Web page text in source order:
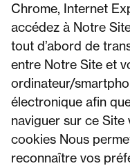
Chrome, Internet
accédez à Notre
tout d’abord de
entre Notre Site et
ordinateur/
électronique afin
naviguer sur ce Site
cookies Nous
reconnaître vos